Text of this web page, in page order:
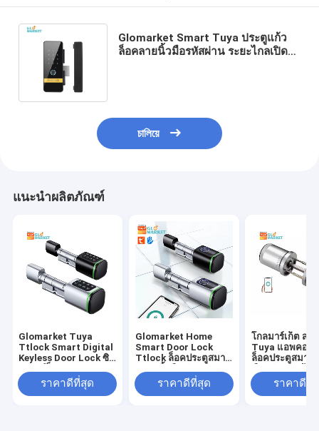
Glomarket Smart Tuya ประตูแก้ว
ล็อคลายนิ้วมือรหัสผ่าน ระยะไกลเปิด
চালিয়ে
แนะนำผลิตภัณฑ์
Glomarket Tuya
Ttlock Smart Digital
Keyless Door Lock ซิลิ
ผ่านและบัตร ล็อค
อิเล็กทรอนิกส์ ซิลินเดอร์
ราคาดีที่สุด
Glomarket Home
Smart Door Lock
Ttlock ล็อคประตูสมาร์
Unlock ปรับกระบอก
ยูโร Smart Lock Tuya
ราคาดีที่สุด
โกลมาร์เก็ต สไ
Tuya แอพคอน
ล็อคประตูสมาร์
โรงแรม อพาร์ท
อิเล็กทรอนิกส์ ปุ่
ราคาดีที่